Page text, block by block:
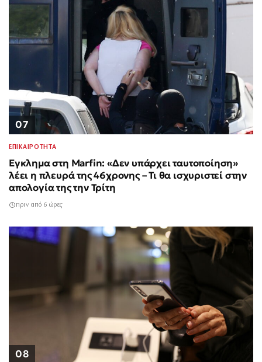
07
ΕΠΙΚΑΙΡΟΤΗΤΑ
Έγκλημα στη Marfin: «Δεν υπάρχει ταυτοποίηση»
λέει η πλευρά της 46χρονης – Τι θα ισχυριστεί στην
απολογία της την Τρίτη
πριν από 6 ώρες
08